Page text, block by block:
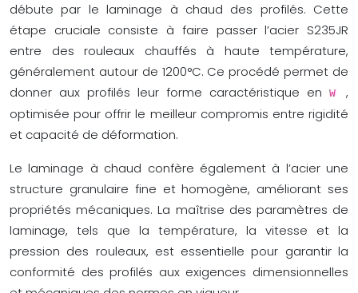
débute par le laminage à chaud des profilés. Cette
étape cruciale consiste à faire passer l’acier S235JR
entre des rouleaux chauffés à haute température,
généralement autour de 1200°C. Ce procédé permet de
donner aux profilés leur forme caractéristique en
W ,
optimisée pour offrir le meilleur compromis entre rigidité
et capacité de déformation.
Le laminage à chaud confère également à l’acier une
structure granulaire fine et homogène, améliorant ses
propriétés mécaniques. La maîtrise des paramètres de
laminage, tels que la température, la vitesse et la
pression des rouleaux, est essentielle pour garantir la
conformité des profilés aux exigences dimensionnelles